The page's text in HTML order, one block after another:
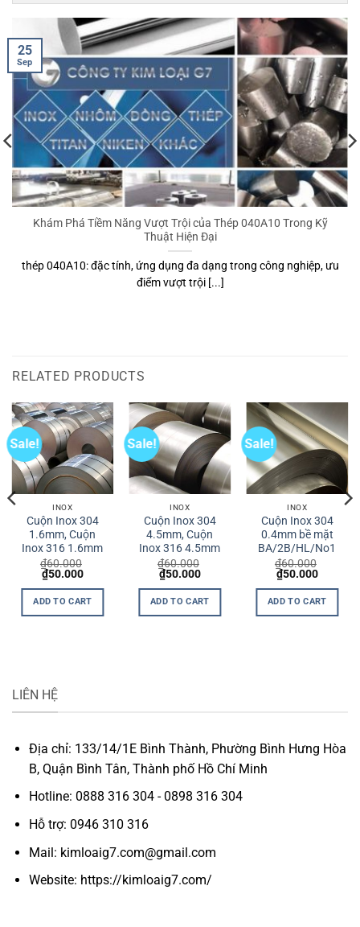
Thép 1.4713
Thép 1.4713 là vật liệu không thể thiếu trong các ứng dụng chịu
nhiệt độ [...]
20
Sep
RELATED PRODUCTS
Sale!
INOX
Cuộn Inox 304
1.6mm, Cuộn
Inox 316 1.6mm
₫60.000
Original
price
was:
₫60.000.
₫50.000Current
is:
₫50.000.
ADD TO CART
Sale!
INOX
Cuộn Inox 304
4.5mm, Cuộn
Inox 316 4.5mm
₫60.000
Original
price
was:
₫60.000.
₫50.000Current
is:
₫50.000.
ADD TO CART
Sale!
INOX
Cuộn Inox 304
0.4mm bề mặt
BA/2B/HL/No1
₫60.000
Original
price
was:
₫60.000.
₫50.000Current
is:
ADD TO CART
LIÊN HỆ
Địa chỉ: 133/14/1E Bình Thành, Phường Bình Hưng Hòa
B, Quận Bình Tân, Thành phố Hồ Chí Minh
Hotline: 0888 316 304 - 0898 316 304
Hỗ trợ: 0946 310 316
Mail: kimloaig7.com@gmail.com
Website: https://kimloaig7.com/